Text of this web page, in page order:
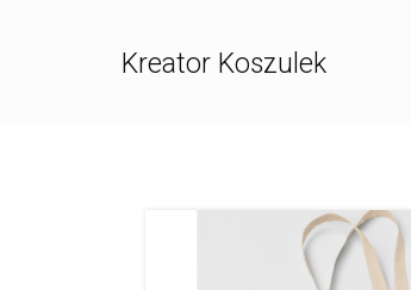
Kreator Koszulek